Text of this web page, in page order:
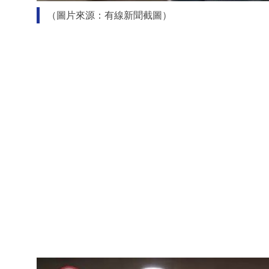
（圖片來源：有線新聞截圖）